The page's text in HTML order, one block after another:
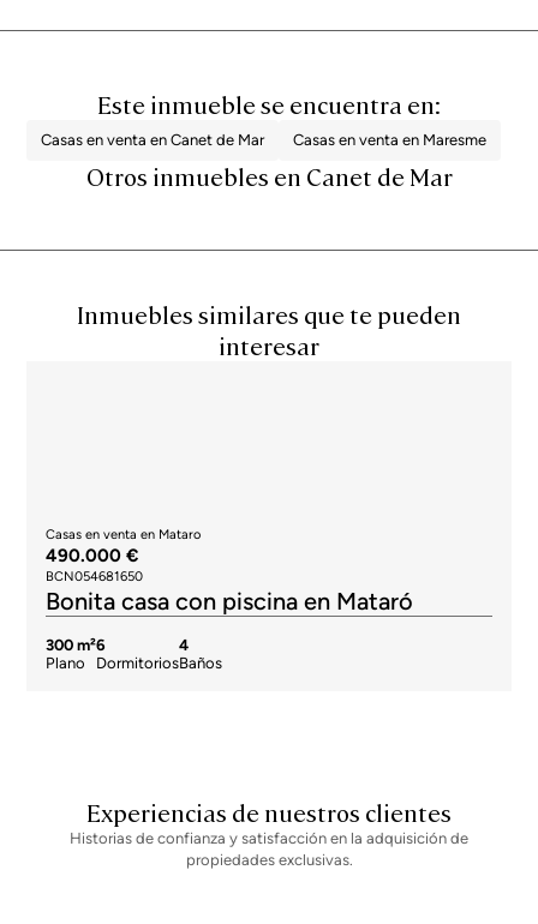
Este inmueble se encuentra en:
Casas en venta en Canet de Mar Casas en venta en Maresme
Otros inmuebles en Canet de Mar
Inmuebles similares que te pueden
interesar
Casas en venta en Mataro
490.000 €
BCN054681650
Bonita casa con piscina en Mataró
300 m²
Plano
6
Dormitorios
4
Baños
Experiencias de nuestros clientes
Historias de confianza y satisfacción en la adquisición de
propiedades exclusivas.